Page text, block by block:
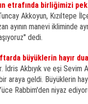
etrafında birliğimizi
Akkoyun, Kızıltepe
ayının manevi ikliminde
dedi.
büyüklerin hayır
İdris Akbıyık ve eşi Sevim
araya geldi. Büyüklerin
Rabbim'den niyaz